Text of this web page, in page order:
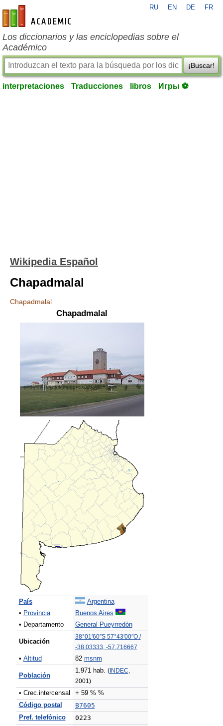
es-academic.com
RU EN DE FR
Los diccionarios y las enciclopedias sobre el
Académico
¡Buscar!
interpretaciones Traducciones libros Игры ⚽
Wikipedia Español
Chapadmalal
Chapadmalal
Chapadmalal
País
Argentina
• Provincia
Buenos Aires
• Departamento
General Pueyrredón
Ubicación
38°01′60″S 57°43′00″O/
-38.03333, -57.716667
• Altitud 82 msnm
Población
1.971 hab. (INDEC,
2001)
• Crec.intercensal
+ 59 % %
Código postal
B7605
Pref. telefónico 0223